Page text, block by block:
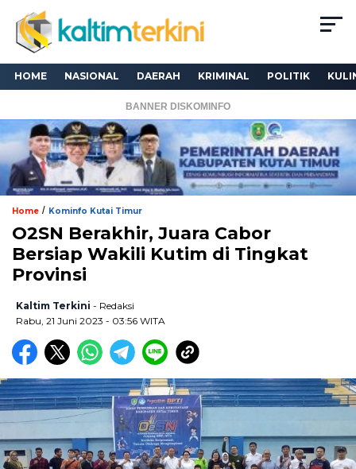
HOME NASIONAL DAERAH KRIMINAL POLITIK
BANNER DISKOMINFO
Home / Kominfo Kutai Timur
O2SN Berakhir, Juara Cabor
Bersiap Wakili Kutim di Tingkat
Provinsi
Kaltim Terkini - Redaksi
Rabu, 21 Juni 2023 - 03:56 WITA